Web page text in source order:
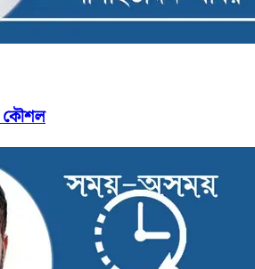
কৌশল